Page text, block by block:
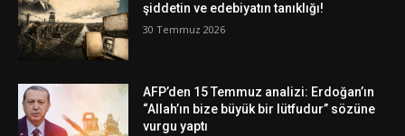
şiddetin ve edebiyatın tanıklığı!
30 Temmuz 2026
AFP’den 15 Temmuz analizi: Erdoğan’ın
“Allah’ın bize büyük bir lütfudur” sözüne
vurgu yaptı